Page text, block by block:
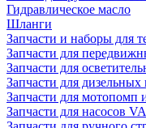
Гидравлическое масло
Шланги
Запчасти и наборы для
Запчасти для
Запчасти для
Запчасти для дизельных
Запчасти для мотопомп
Запчасти для насосов